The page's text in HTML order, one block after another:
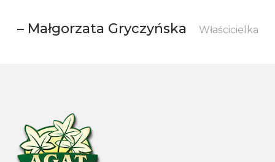
– Małgorzata Gryczyńska Właścicielka